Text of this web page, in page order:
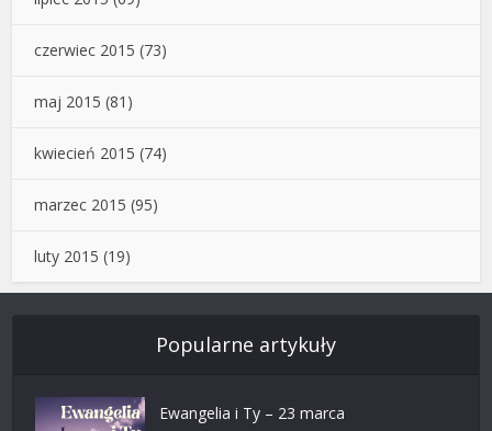
czerwiec 2015 (73)
maj 2015 (81)
kwiecień 2015 (74)
marzec 2015 (95)
luty 2015 (19)
Popularne artykuły
Ewangelia i Ty – 23 marca